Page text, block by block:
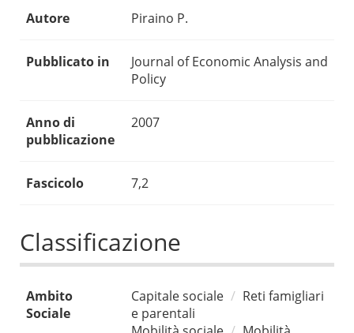
Autore Piraino P.
Pubblicato in
Journal of Economic Analysis and
Policy
Anno di
pubblicazione
2007
Fascicolo 7,2
Classificazione
Ambito
Sociale
Capitale sociale
Reti famigliari
e parentali